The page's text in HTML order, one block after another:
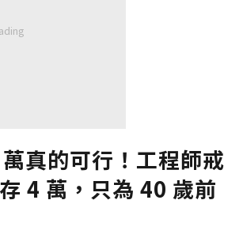
真的可行！工程師戒
4 萬，只為 40 歲前